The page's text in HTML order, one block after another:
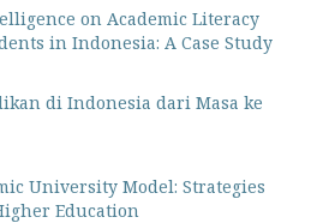
on Academic Literacy
in Indonesia: A Case Study
di Indonesia dari Masa ke
University Model: Strategies
Education